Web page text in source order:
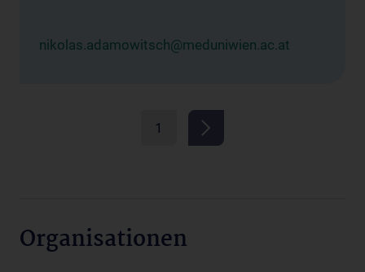
nikolas.adamowitsch@meduniwien.ac.at
1
Organisationen